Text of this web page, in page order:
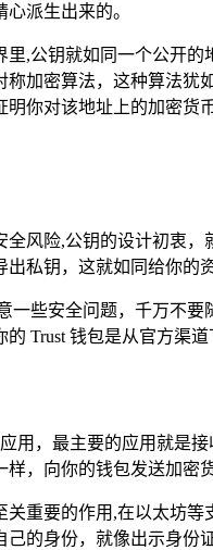
心派生出来的。
,公钥就如同一个公开
加密算法，这种算法
你对该地址上的加密
风险,公钥的设计初衷
私钥，这就如同给你的
一些安全问题，千万不
Trust 钱包是从官方渠
用，最主要的应用就是
，向你的钱包发送加密货
重要的作用,在以太坊
的身份，就像出示身份